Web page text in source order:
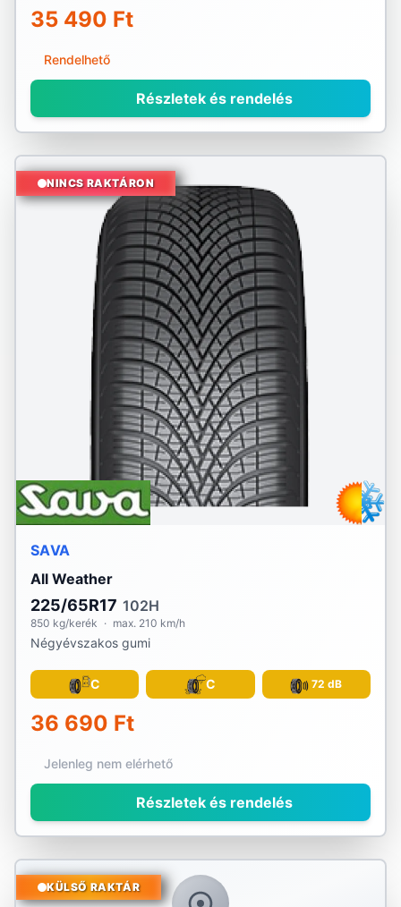
35 490 Ft
Rendelhető
Részletek és rendelés
NINCS RAKTÁRON
SAVA
All Weather
225/65R17 102H
850 kg/kerék · max. 210 km/h
Négyévszakos gumi
C C 72 dB
36 690 Ft
Jelenleg nem elérhető
Részletek és rendelés
KÜLSŐ RAKTÁR